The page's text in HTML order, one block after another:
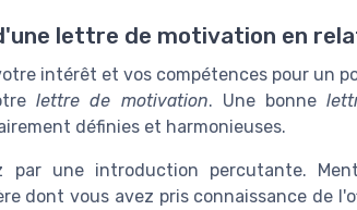
lettre de motivation en
intérêt et vos compétences pour un
lettre de motivation. Une bonne
définies et harmonieuses.
par une introduction percutante.
dont vous avez pris connaissance de